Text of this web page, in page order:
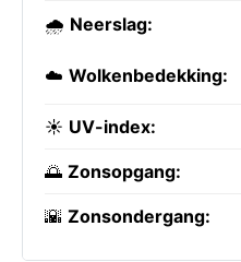
🌧️ Neerslag:
☁️ Wolkenbedekking:
☀️ UV-index:
🌅 Zonsopgang:
🌇 Zonsondergang: